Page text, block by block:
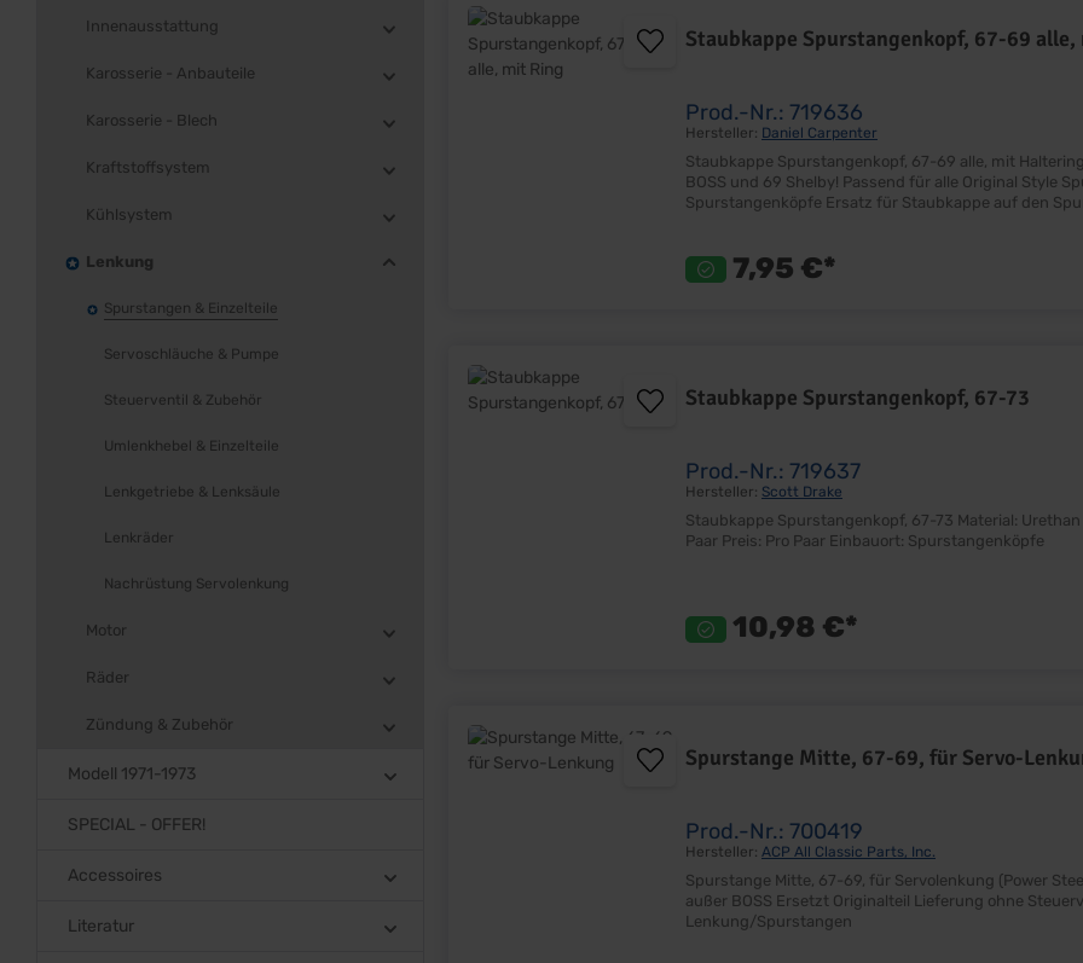
Innenausstattung
Karosserie - Anbauteile
Karosserie - Blech
Kraftstoffsystem
Kühlsystem
Lenkung
Spurstangen & Einzelteile
Servoschläuche & Pumpe
Steuerventil & Zubehör
Umlenkhebel & Einzelteile
Lenkgetriebe & Lenksäule
Lenkräder
Nachrüstung Servolenkung
Motor
Räder
Zündung & Zubehör
Modell 1971-1973
SPECIAL - OFFER!
Accessoires
Literatur
Staubkappe Spurstangenkopf, 67-69 alle,
Prod.-Nr.: 719636
Hersteller: Daniel Carpenter
Staubkappe Spurstangenkopf, 67-69 alle, mit Haltering Passend für Baujahr 67-69, 6 Zyl. und V8 Nicht passend für
BOSS und 69 Shelby! Passend für alle Original Style Spurstangenköpfe Passend für Innere- und Äußere
Spurstangenköpfe Ersatz für Staubkappe auf den Spurstangenköpfen Staubkappe mit Haltering Sehr gute Qualität
7,95 €*
Staubkappe Spurstangenkopf, 67-73
Prod.-Nr.: 719637
Hersteller: Scott Drake
Staubkappe Spurstangenkopf, 67-73 Material: Urethan Farbe: Schwarz Passgenau Ersetzt Originalteil Lieferumfang:
10,98 €*
Spurstange Mitte, 67-69, für Servo-
Prod.-Nr.: 700419
Hersteller: ACP All Classic Parts, Inc.
Spurstange Mitte, 67-69, für Servolenkung (Power Steering) Nur passend mit Servolenkung Passend für
außer BOSS Ersetzt Originalteil Lieferung ohne Steuerventil Lieferumfang: Stück Preis: Pro Stück Einbauort: